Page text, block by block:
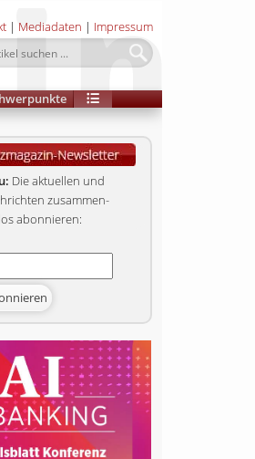
| Mediadaten | Impressum
Die aktuellen und
zusammen­
abonnieren: